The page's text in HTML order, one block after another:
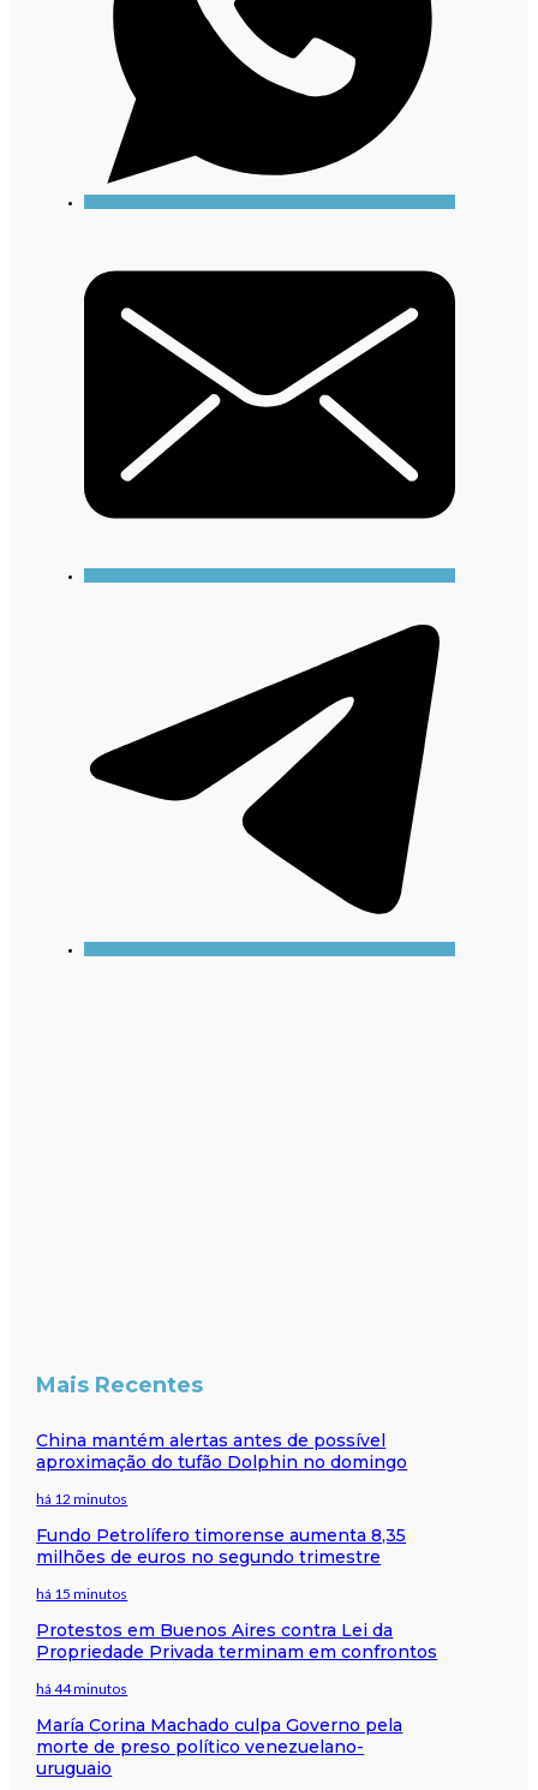
Mais Recentes
China mantém alertas antes de possível
aproximação do tufão Dolphin no domingo
há 12 minutos
Fundo Petrolífero timorense aumenta 8,35
milhões de euros no segundo trimestre
há 15 minutos
Protestos em Buenos Aires contra Lei da
Propriedade Privada terminam em confrontos
há 44 minutos
María Corina Machado culpa Governo pela
morte de preso político venezuelano-
uruguaio